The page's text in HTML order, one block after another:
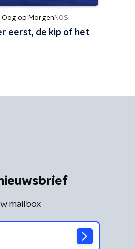
Oog op Morgen NOS
eerst, de kip of het
mailbox